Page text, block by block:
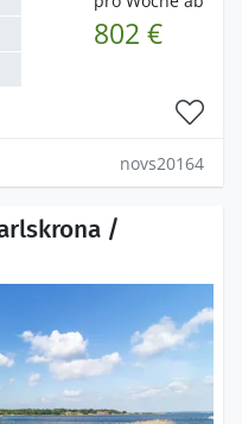
802 €
novs20164
/